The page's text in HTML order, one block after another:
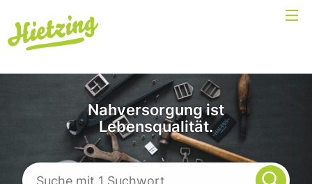
Nahversorgung ist
Lebensqualität.